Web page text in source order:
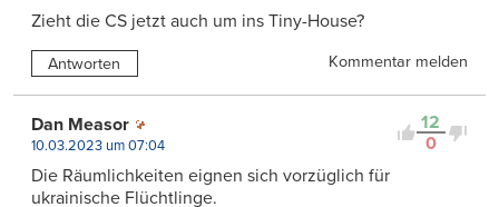
Zieht die CS jetzt auch um ins Tiny-House?
Antworten Kommentar melden
12
0
Dan Measor
10.03.2023 um 07:04
Die Räumlichkeiten eignen sich vorzüglich für
ukrainische Flüchtlinge.